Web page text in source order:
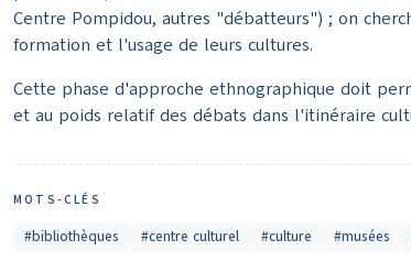
Centre Pompidou, autres "débatteurs") ; on
formation et l'usage de leurs cultures.
Cette phase d'approche ethnographique doit
et au poids relatif des débats dans l'itinéraire
MOTS-CLÉS
#bibliothèques #centre culturel #culture #musées